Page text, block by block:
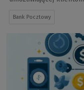
Bank Pocztowy